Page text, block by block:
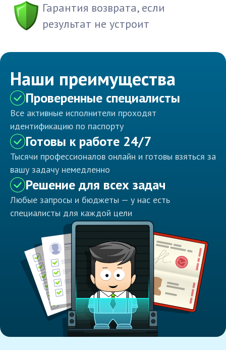
Гарантия возврата, если
результат не устроит
Наши преимущества
Проверенные специалисты
Все активные исполнители проходят
идентификацию по паспорту
Готовы к работе 24/7
Тысячи профессионалов онлайн и готовы взяться за
вашу задачу немедленно
Решение для всех задач
Любые запросы и бюджеты — у нас есть
специалисты для каждой цели